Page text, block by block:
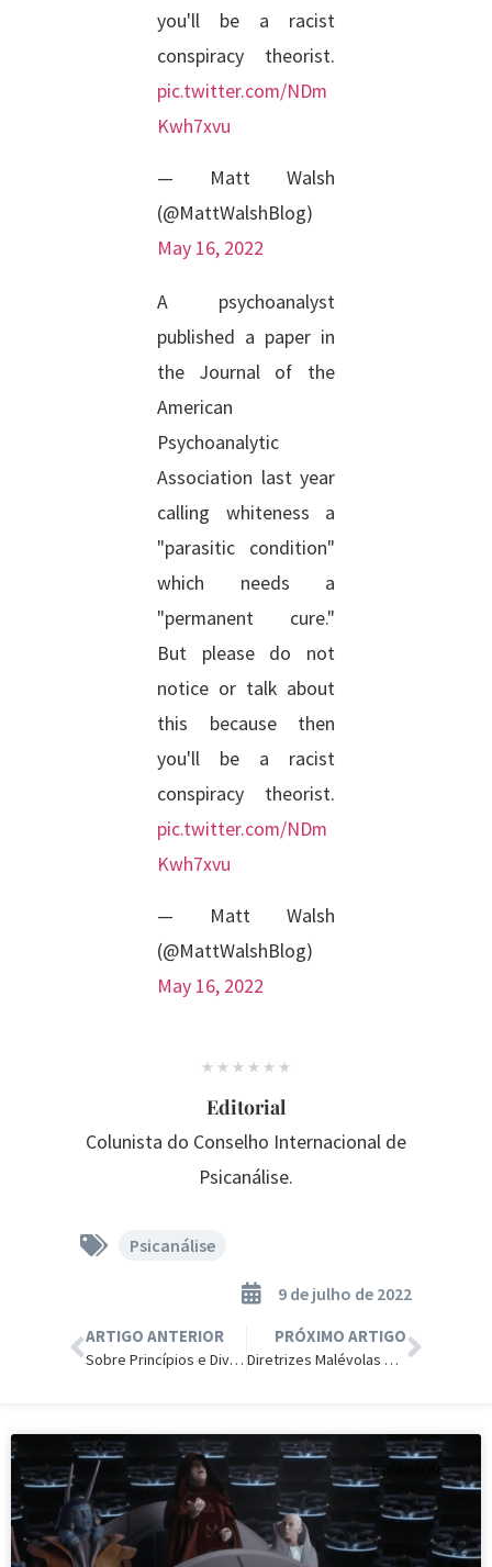
you'll be a racist
conspiracy theorist.
pic.twitter.com/NDm
Kwh7xvu
— Matt Walsh
(@MattWalshBlog)
May 16, 2022
A psychoanalyst
published a paper in
the Journal of the
American
Psychoanalytic
Association last year
calling whiteness a
"parasitic condition"
which needs a
"permanent cure."
But please do not
notice or talk about
this because then
you'll be a racist
conspiracy theorist.
pic.twitter.com/NDm
Kwh7xvu
— Matt Walsh
(@MattWalshBlog)
May 16, 2022
Editorial
Colunista do Conselho Internacional de
Psicanálise.
Psicanálise
9 de julho de 2022
ARTIGO ANTERIOR
Sobre Princípios e Divergências.
PRÓXIMO ARTIGO
Diretrizes Malévolas Destroem a Psicologia
PSICANÁLISE